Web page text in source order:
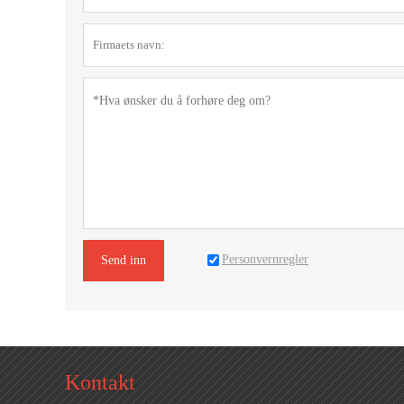
Send inn Personvernregler
Kontakt